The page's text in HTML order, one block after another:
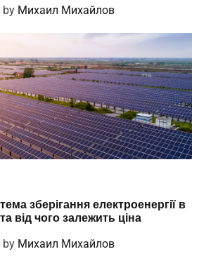
by Михаил Михайлов
зберігання електроенергії в
від чого залежить ціна
by Михаил Михайлов